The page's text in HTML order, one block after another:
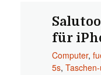
für
Computer,
5s,